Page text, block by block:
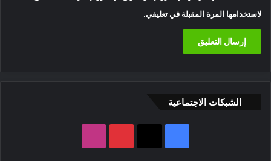
لاستخدامها المرة المقبلة في تعليقي.
الشبكات الاجتماعية